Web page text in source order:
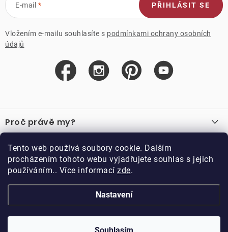
Tento web používá soubory cookie. Dalším
procházením tohoto webu vyjadřujete souhlas s jejich
používáním.. Více informací zde.
Nastavení
E-mail
Vložením e-mailu souhlasíte s podmínkami ochrany osobních
údajů
PŘIHLÁSIT SE
á
p
a
Proč právě my?
Recenze
Důležité odkazy
Velkoobchod
Vzorková prodejna
Kariéra
Blog
O nákupu
Obchodní podmínky
Podmínky věrnostního programu
Doppler CZ spol. s.r.o.,
DOPPLER CZ spol. s r.o.. Všechna práva vyhrazena.